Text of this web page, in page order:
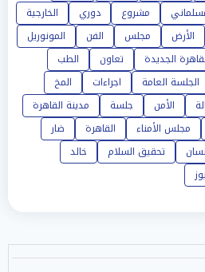
مشروع دوري
الخارجية
الأرض مجلس الفن
المونوريل
الجديدة تعاون
الطب
الجلسة العامة اجراءات
المخ
الأمن جلسة
مدينة القاهرة
مجلس الأمناء القاهرة
ضار
تحقيق السلام
خالد